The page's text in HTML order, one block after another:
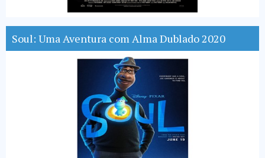
Soul: Uma Aventura com Alma Dublado 2020